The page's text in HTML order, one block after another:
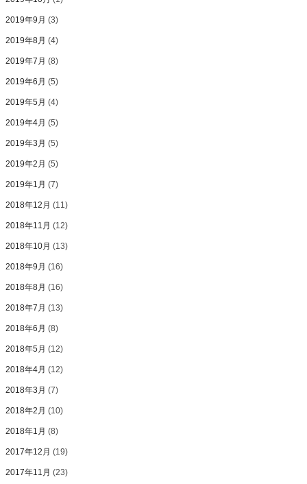
2019年9月 (3)
2019年8月 (4)
2019年7月 (8)
2019年6月 (5)
2019年5月 (4)
2019年4月 (5)
2019年3月 (5)
2019年2月 (5)
2019年1月 (7)
2018年12月 (11)
2018年11月 (12)
2018年10月 (13)
2018年9月 (16)
2018年8月 (16)
2018年7月 (13)
2018年6月 (8)
2018年5月 (12)
2018年4月 (12)
2018年3月 (7)
2018年2月 (10)
2018年1月 (8)
2017年12月 (19)
2017年11月 (23)